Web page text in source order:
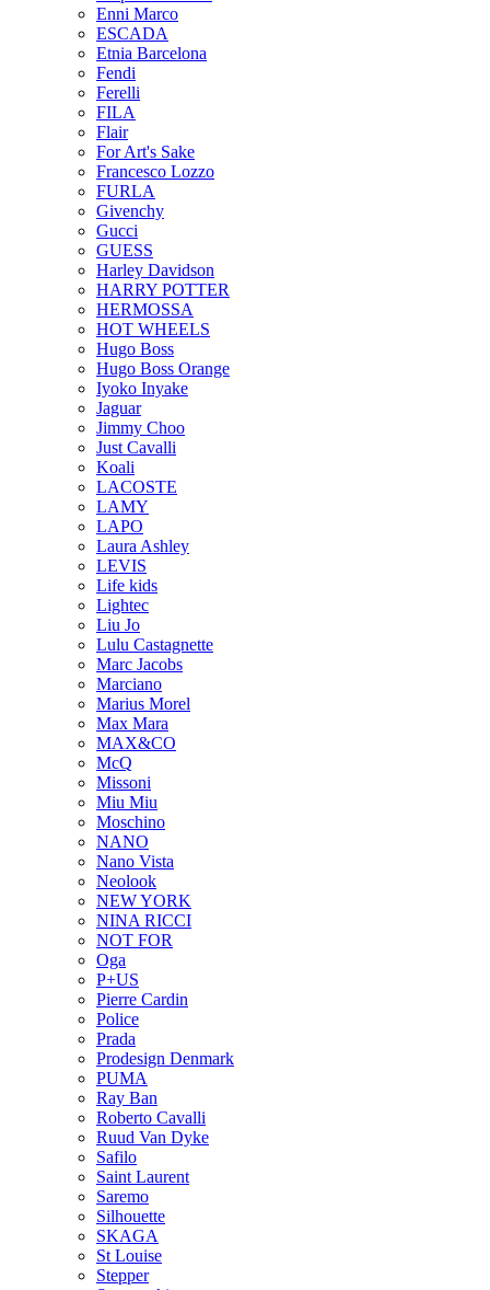
Enni Marco
ESCADA
Etnia Barcelona
Fendi
Ferelli
FILA
Flair
For Art's Sake
Francesco Lozzo
FURLA
Givenchy
Gucci
GUESS
Harley Davidson
HARRY POTTER
HERMOSSA
HOT WHEELS
Hugo Boss
Hugo Boss Orange
Iyoko Inyake
Jaguar
Jimmy Choo
Just Cavalli
Koali
LACOSTE
LAMY
LAPO
Laura Ashley
LEVIS
Life kids
Lightec
Liu Jo
Lulu Castagnette
Marc Jacobs
Marciano
Marius Morel
Max Mara
MAX&CO
McQ
Missoni
Miu Miu
Moschino
NANO
Nano Vista
Neolook
NEW YORK
NINA RICCI
NOT FOR
Oga
P+US
Pierre Cardin
Police
Prada
Prodesign Denmark
PUMA
Ray Ban
Roberto Cavalli
Ruud Van Dyke
Safilo
Saint Laurent
Saremo
Silhouette
SKAGA
St Louise
Stepper